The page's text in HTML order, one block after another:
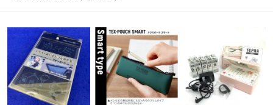
購入申請が複数になってる場合は
１番目の方にさせていただきます
♫発送後の発送事故につきましては
責任を負いかねますのでご了承ください。